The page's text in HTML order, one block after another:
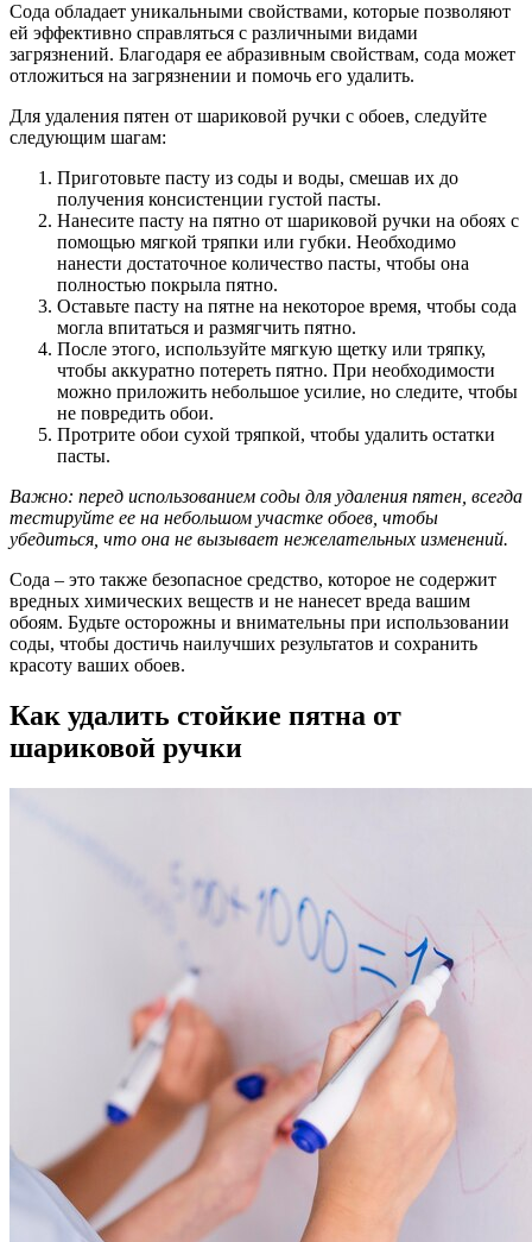
Сода обладает уникальными свойствами, которые позволяют
ей эффективно справляться с различными видами
загрязнений. Благодаря ее абразивным свойствам, сода может
отложиться на загрязнении и помочь его удалить.
Для удаления пятен от шариковой ручки с обоев, следуйте
следующим шагам:
Приготовьте пасту из соды и воды, смешав их до
получения консистенции густой пасты.
Нанесите пасту на пятно от шариковой ручки на обоях с
помощью мягкой тряпки или губки. Необходимо
нанести достаточное количество пасты, чтобы она
полностью покрыла пятно.
Оставьте пасту на пятне на некоторое время, чтобы сода
могла впитаться и размягчить пятно.
После этого, используйте мягкую щетку или тряпку,
чтобы аккуратно потереть пятно. При необходимости
можно приложить небольшое усилие, но следите, чтобы
не повредить обои.
Протрите обои сухой тряпкой, чтобы удалить остатки
пасты.
Важно: перед использованием соды для удаления пятен, всегда
тестируйте ее на небольшом участке обоев, чтобы
убедиться, что она не вызывает нежелательных изменений.
Сода – это также безопасное средство, которое не содержит
вредных химических веществ и не нанесет вреда вашим
обоям. Будьте осторожны и внимательны при использовании
соды, чтобы достичь наилучших результатов и сохранить
красоту ваших обоев.
Как удалить стойкие пятна от
шариковой ручки